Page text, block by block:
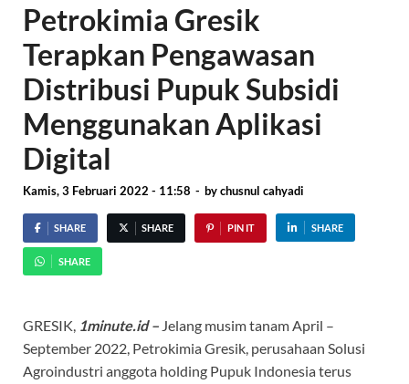
Petrokimia Gresik
Terapkan Pengawasan
Distribusi Pupuk Subsidi
Menggunakan Aplikasi
Digital
Kamis, 3 Februari 2022 - 11:58 - bychusnul cahyadi
SHARE SHARE PIN IT SHARE
SHARE
GRESIK, 1minute.id – Jelang musim tanam April –
September 2022, Petrokimia Gresik, perusahaan Solusi
Agroindustri anggota holding Pupuk Indonesia terus